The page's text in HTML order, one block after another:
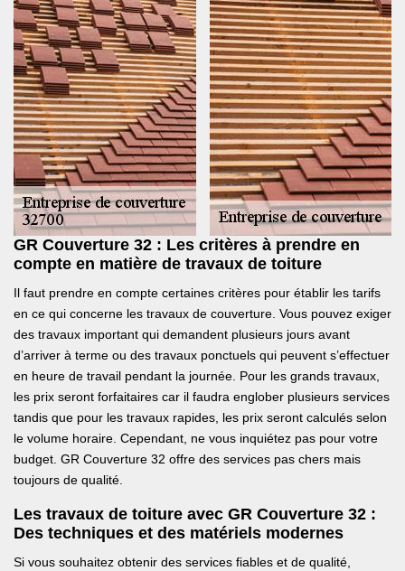
GR Couverture 32 : Les critères à prendre en
compte en matière de travaux de toiture
Il faut prendre en compte certaines critères pour établir les tarifs
en ce qui concerne les travaux de couverture. Vous pouvez exiger
des travaux important qui demandent plusieurs jours avant
d’arriver à terme ou des travaux ponctuels qui peuvent s’effectuer
en heure de travail pendant la journée. Pour les grands travaux,
les prix seront forfaitaires car il faudra englober plusieurs services
tandis que pour les travaux rapides, les prix seront calculés selon
le volume horaire. Cependant, ne vous inquiétez pas pour votre
budget. GR Couverture 32 offre des services pas chers mais
toujours de qualité.
Les travaux de toiture avec GR Couverture 32 :
Des techniques et des matériels modernes
Si vous souhaitez obtenir des services fiables et de qualité,